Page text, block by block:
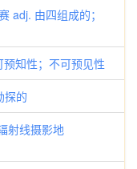
由四组成的；
知性；不可预见性
的
线摄影地